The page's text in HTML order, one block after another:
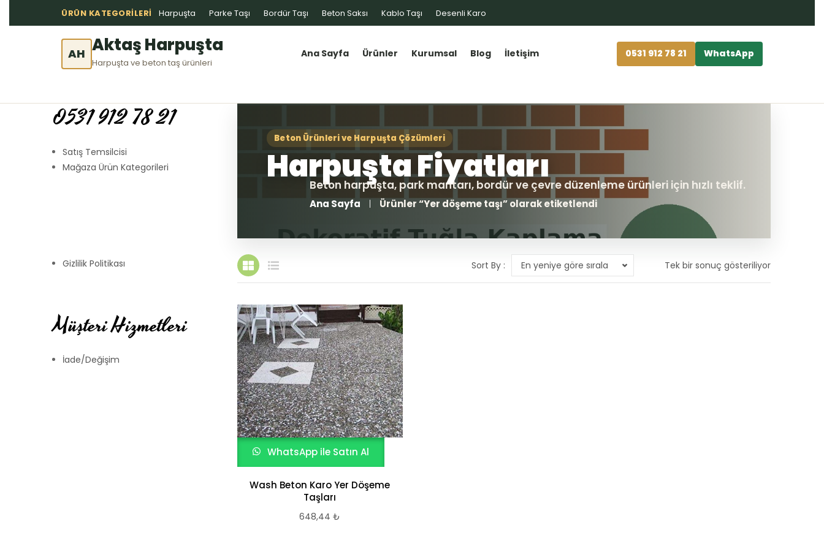
ÜRÜN KATEGORILERI Harpuşta Parke Taşı Bordür Taşı Beton Saksı Kablo Taşı Desenli Karo
AH Aktaş Harpuşta
Harpuşta ve beton taş ürünleri
Ana Sayfa Ürünler Kurumsal Blog İletişim 0531 912 78 21 WhatsApp
0531 912 78 21
Satış Temsilcisi
Mağaza Ürün Kategorileri
Gizlilik Politikası
Müşteri Hizmetleri
İade/Değişim
Ana Sayfa Ürünler “Yer döşeme taşı” olarak etiketlendi
Tek bir sonuç gösteriliyor
Sort By : En yeniye göre sırala
WhatsApp ile Satın Al
Wash Beton Karo Yer Döşeme
Taşları
648,44₺